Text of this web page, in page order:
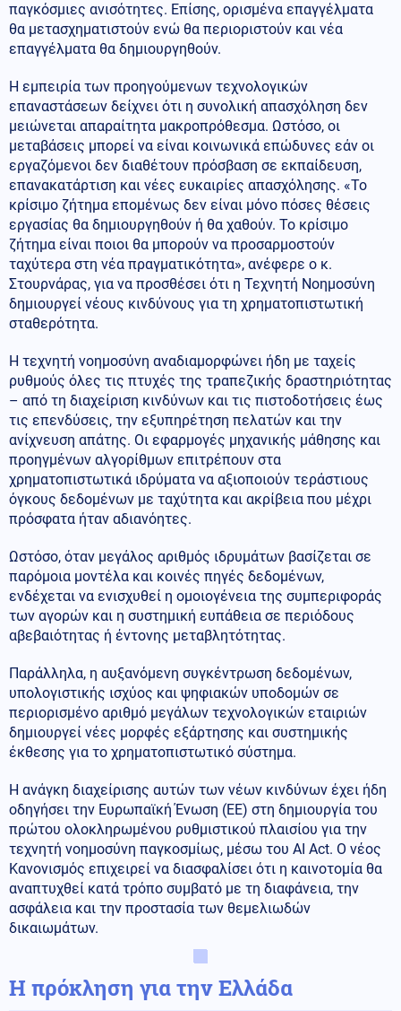
παγκόσμιες ανισότητες. Επίσης, ορισμένα επαγγέλματα
θα μετασχηματιστούν ενώ θα περιοριστούν και νέα
επαγγέλματα θα δημιουργηθούν.
Η εμπειρία των προηγούμενων τεχνολογικών
επαναστάσεων δείχνει ότι η συνολική απασχόληση δεν
μειώνεται απαραίτητα μακροπρόθεσμα. Ωστόσο, οι
μεταβάσεις μπορεί να είναι κοινωνικά επώδυνες εάν οι
εργαζόμενοι δεν διαθέτουν πρόσβαση σε εκπαίδευση,
επανακατάρτιση και νέες ευκαιρίες απασχόλησης. «Το
κρίσιμο ζήτημα επομένως δεν είναι μόνο πόσες θέσεις
εργασίας θα δημιουργηθούν ή θα χαθούν. Το κρίσιμο
ζήτημα είναι ποιοι θα μπορούν να προσαρμοστούν
ταχύτερα στη νέα πραγματικότητα», ανέφερε ο κ.
Στουρνάρας, για να προσθέσει ότι η Τεχνητή Νοημοσύνη
δημιουργεί νέους κινδύνους για τη χρηματοπιστωτική
σταθερότητα.
Η τεχνητή νοημοσύνη αναδιαμορφώνει ήδη με ταχείς
ρυθμούς όλες τις πτυχές της τραπεζικής δραστηριότητας
– από τη διαχείριση κινδύνων και τις πιστοδοτήσεις έως
τις επενδύσεις, την εξυπηρέτηση πελατών και την
ανίχνευση απάτης. Οι εφαρμογές μηχανικής μάθησης και
προηγμένων αλγορίθμων επιτρέπουν στα
χρηματοπιστωτικά ιδρύματα να αξιοποιούν τεράστιους
όγκους δεδομένων με ταχύτητα και ακρίβεια που μέχρι
πρόσφατα ήταν αδιανόητες.
Ωστόσο, όταν μεγάλος αριθμός ιδρυμάτων βασίζεται σε
παρόμοια μοντέλα και κοινές πηγές δεδομένων,
ενδέχεται να ενισχυθεί η ομοιογένεια της συμπεριφοράς
των αγορών και η συστημική ευπάθεια σε περιόδους
αβεβαιότητας ή έντονης μεταβλητότητας.
Παράλληλα, η αυξανόμενη συγκέντρωση δεδομένων,
υπολογιστικής ισχύος και ψηφιακών υποδομών σε
περιορισμένο αριθμό μεγάλων τεχνολογικών εταιριών
δημιουργεί νέες μορφές εξάρτησης και συστημικής
έκθεσης για το χρηματοπιστωτικό σύστημα.
Η ανάγκη διαχείρισης αυτών των νέων κινδύνων έχει ήδη
οδηγήσει την Ευρωπαϊκή Ένωση (EE) στη δημιουργία του
πρώτου ολοκληρωμένου ρυθμιστικού πλαισίου για την
τεχνητή νοημοσύνη παγκοσμίως, μέσω του AI Act. Ο νέος
Κανονισμός επιχειρεί να διασφαλίσει ότι η καινοτομία θα
αναπτυχθεί κατά τρόπο συμβατό με τη διαφάνεια, την
ασφάλεια και την προστασία των θεμελιωδών
δικαιωμάτων.
Η πρόκληση για την Ελλάδα